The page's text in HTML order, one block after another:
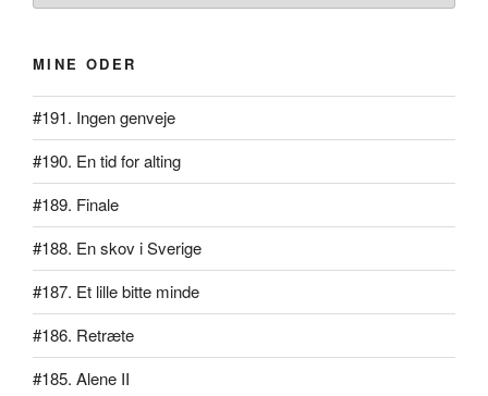
MINE ODER
#191. Ingen genveje
#190. En tid for alting
#189. Finale
#188. En skov i Sverige
#187. Et lille bitte minde
#186. Retræte
#185. Alene II